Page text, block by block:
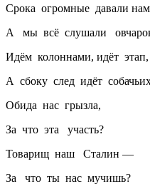
Срока огромные давали
А мы всё слушали
Идём колоннами, идёт этап,
А сбоку след идёт
Обида нас грызла,
За что эта участь?
Товарищ наш Сталин —
За что ты нас мучишь?